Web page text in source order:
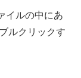
イルの中にあ
ルクリックす